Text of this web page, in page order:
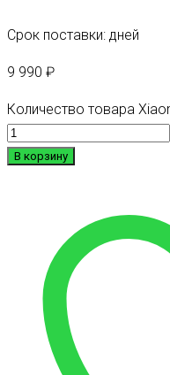
Срок поставки: дней
9 990 ₽
Количество товара
В корзину